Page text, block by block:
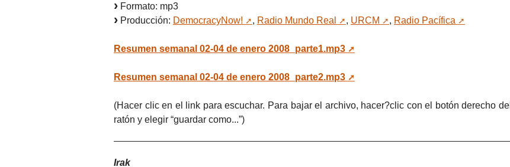
Formato: mp3
Producción: DemocracyNow! , Radio Mundo Real , URCM , Radio Pacífica
Resumen semanal 02-04 de enero 2008_parte1.mp3
Resumen semanal 02-04 de enero 2008_parte2.mp3
(Hacer clic en el link para escuchar. Para bajar el archivo, hacer?clic con el botón derecho del
ratón y elegir “guardar como...”)
Irak